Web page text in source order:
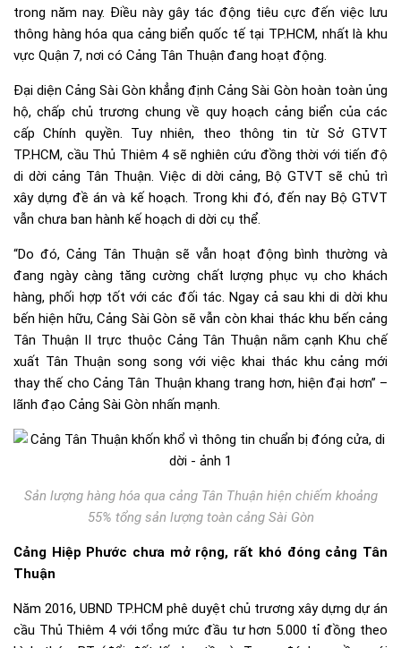
trong năm nay. Điều này gây tác động tiêu cực đến việc lưu
thông hàng hóa qua cảng biển quốc tế tại TP.HCM, nhất là khu
vực Quận 7, nơi có Cảng Tân Thuận đang hoạt động.
Đại diện Cảng Sài Gòn khẳng định Cảng Sài Gòn hoàn toàn ủng
hộ, chấp chủ trương chung về quy hoạch cảng biển của các
cấp Chính quyền. Tuy nhiên, theo thông tin từ Sở GTVT
TP.HCM, cầu Thủ Thiêm 4 sẽ nghiên cứu đồng thời với tiến độ
di dời cảng Tân Thuận. Việc di dời cảng, Bộ GTVT sẽ chủ trì
xây dựng đề án và kế hoạch. Trong khi đó, đến nay Bộ GTVT
vẫn chưa ban hành kế hoạch di dời cụ thể.
“Do đó, Cảng Tân Thuận sẽ vẫn hoạt động bình thường và
đang ngày càng tăng cường chất lượng phục vụ cho khách
hàng, phối hợp tốt với các đối tác. Ngay cả sau khi di dời khu
bến hiện hữu, Cảng Sài Gòn sẽ vẫn còn khai thác khu bến cảng
Tân Thuận II trực thuộc Cảng Tân Thuận nằm cạnh Khu chế
xuất Tân Thuận song song với việc khai thác khu cảng mới
thay thế cho Cảng Tân Thuận khang trang hơn, hiện đại hơn” –
lãnh đạo Cảng Sài Gòn nhấn mạnh.
Sản lượng hàng hóa qua cảng Tân Thuận hiện chiếm khoảng
55% tổng sản lượng toàn cảng Sài Gòn
Cảng Hiệp Phước chưa mở rộng, rất khó đóng cảng Tân
Thuận
Năm 2016, UBND TP.HCM phê duyệt chủ trương xây dựng dự án
cầu Thủ Thiêm 4 với tổng mức đầu tư hơn 5.000 tỉ đồng theo